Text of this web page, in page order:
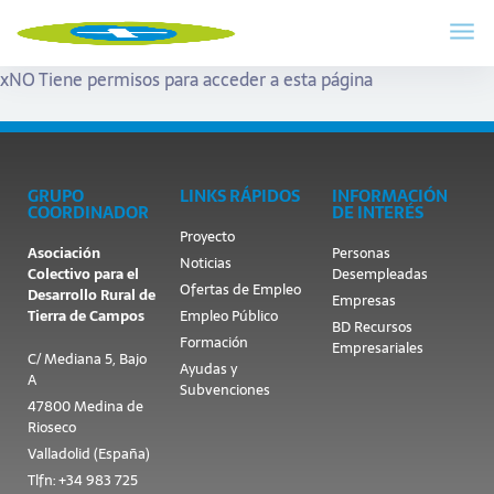
xNO Tiene permisos para acceder a esta página
GRUPO
COORDINADOR
Asociación
Colectivo para el
Desarrollo Rural de
Tierra de Campos
C/ Mediana 5, Bajo
A
47800 Medina de
Rioseco
Valladolid (España)
Tlfn: +34 983 725
LINKS RÁPIDOS
Proyecto
Noticias
Ofertas de Empleo
Empleo Público
Formación
Ayudas y
Subvenciones
INFORMACIÓN
DE INTERÉS
Personas
Desempleadas
Empresas
BD Recursos
Empresariales